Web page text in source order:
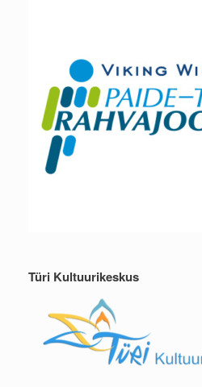
Türi Kultuurikeskus